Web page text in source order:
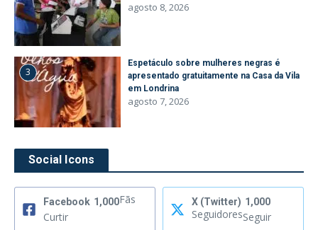
agosto 8, 2026
3
Espetáculo sobre mulheres negras é
apresentado gratuitamente na Casa da Vila
em Londrina
agosto 7, 2026
Social Icons
Facebook 1,000Fãs
Curtir
X (Twitter) 1,000
SeguidoresSeguir